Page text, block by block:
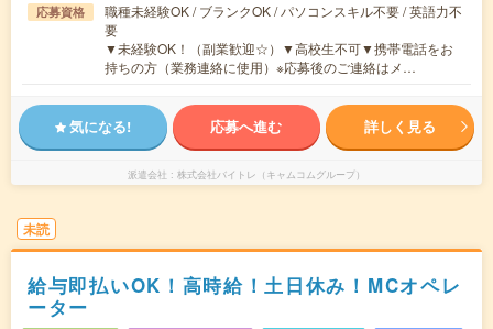
応募資格
職種未経験OK / ブランクOK / パソコンスキル不要 / 英語力不
要
▼未経験OK！（副業歓迎☆）▼高校生不可▼携帯電話をお
持ちの方（業務連絡に使用）※応募後のご連絡はメ…
気になる! 応募へ進む 詳しく見る
派遣会社 株式会社バイトレ（キャムコムグループ）
未読
給与即払いOK！高時給！土日休み！MCオペレ
ーター